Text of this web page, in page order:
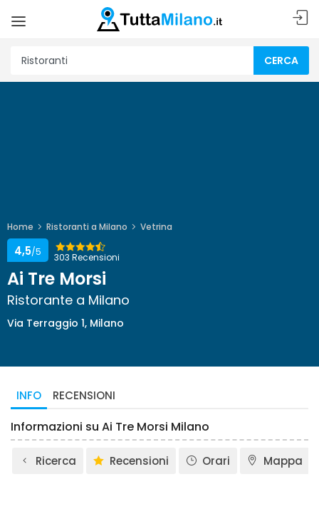
CERCA
Home Ristoranti a Milano Vetrina
303 Recensioni
4,5/5
Ai Tre Morsi
Ristorante a Milano
Via Terraggio 1, Milano
INFO RECENSIONI
Informazioni su Ai Tre Morsi Milano
Ricerca Recensioni Orari Mappa